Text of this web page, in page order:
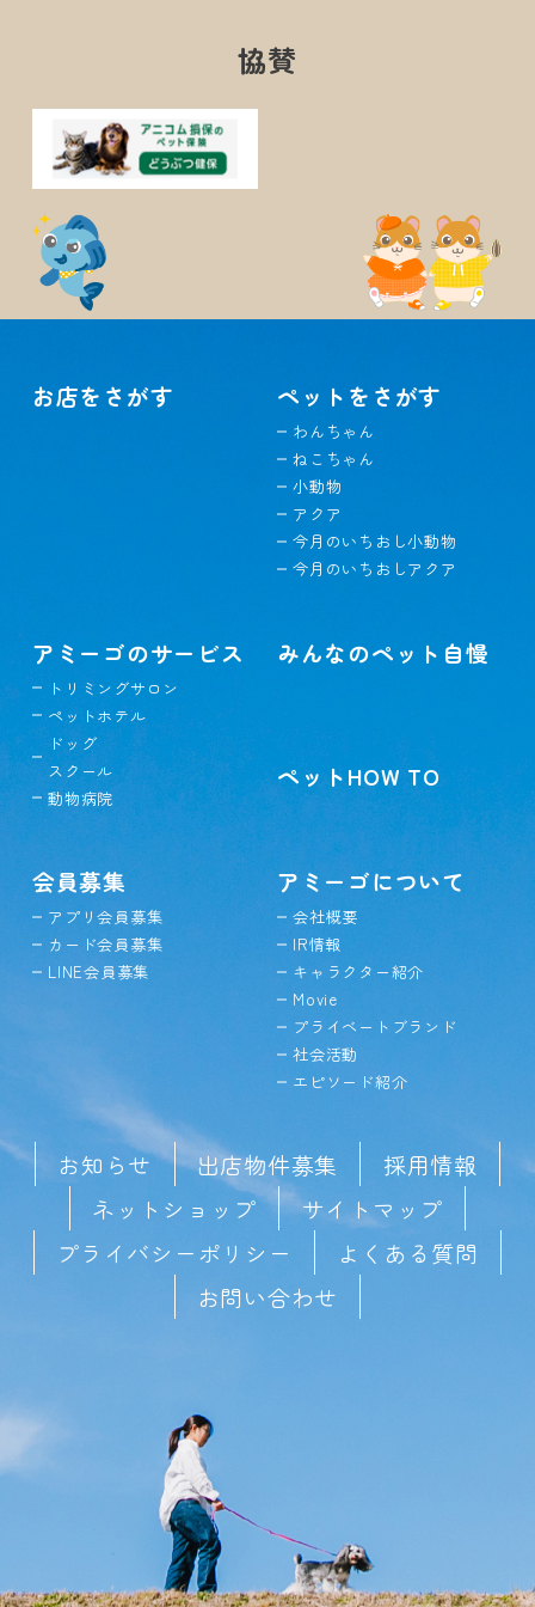
協賛
お店をさがす ペットをさがす
わんちゃん
ねこちゃん
小動物
アクア
今月のいちおし小動物
今月のいちおしアクア
アミーゴのサービス
トリミングサロン
ペットホテル
ドッグ
スクール
動物病院
みんなのペット自慢
ペットHOW TO
会員募集
アプリ会員募集
カード会員募集
LINE会員募集
アミーゴについて
会社概要
IR情報
キャラクター紹介
Movie
プライベートブランド
社会活動
エピソード紹介
お知らせ 出店物件募集
採用情報
ネットショップ
サイトマップ
プライバシーポリシー
よくある質問
お問い合わせ